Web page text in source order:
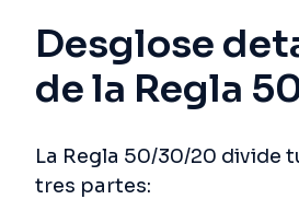
Desglose
de la Regla
La Regla 50/30/20 divide
tres partes: